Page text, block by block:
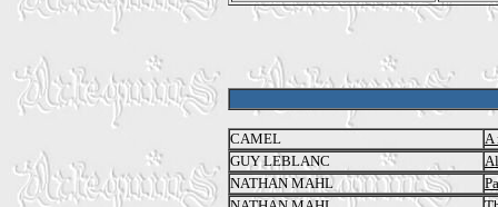
CAMEL
A
GUY LEBLANC
NATHAN MAHL